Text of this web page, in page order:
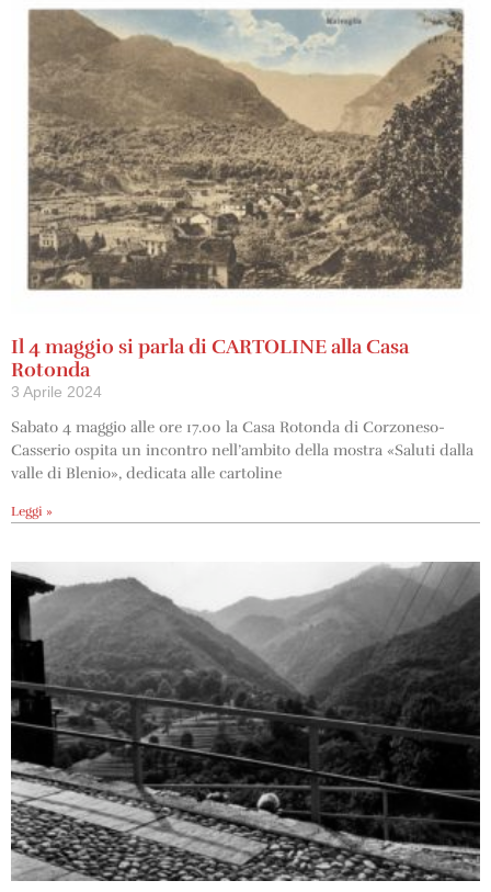
Il 4 maggio si parla di CARTOLINE alla Casa
Rotonda
3 Aprile 2024
Sabato 4 maggio alle ore 17.00 la Casa Rotonda di Corzoneso-
Casserio ospita un incontro nell’ambito della mostra «Saluti dalla
valle di Blenio», dedicata alle cartoline
Leggi »